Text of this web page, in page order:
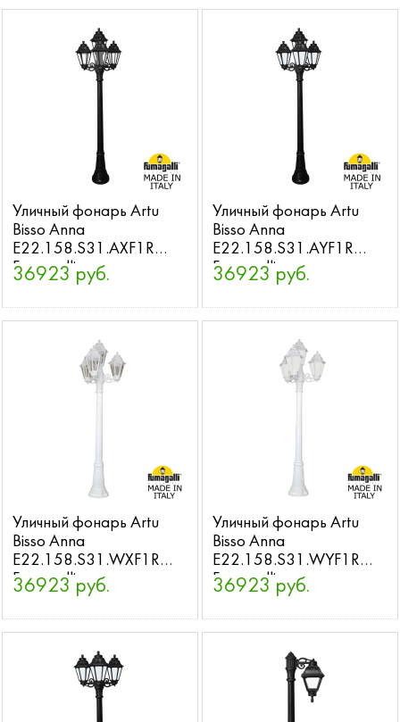
Уличный фонарь Artu
Bisso Anna
E22.158.S31.AXF1R
Fumagalli
36923 руб.
Уличный фонарь Artu
Bisso Anna
E22.158.S31.AYF1R
Fumagalli
36923 руб.
Уличный фонарь Artu
Bisso Anna
E22.158.S31.WXF1R
Fumagalli
36923 руб.
Уличный фонарь Artu
Bisso Anna
E22.158.S31.WYF1R
Fumagalli
36923 руб.